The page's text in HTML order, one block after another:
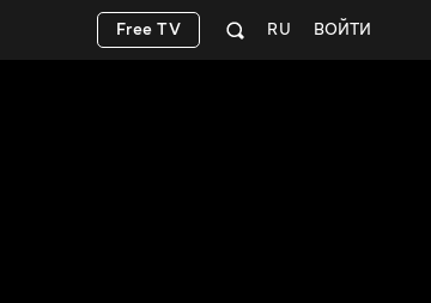
ВОЙТИ
RU
Free TV